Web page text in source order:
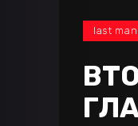
last man